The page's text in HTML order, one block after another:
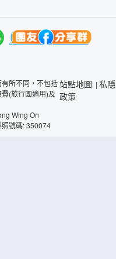
所不同，不包括
(旅行團適用)及
Wing On
號碼: 350074
站點地圖 | 私隱
政策